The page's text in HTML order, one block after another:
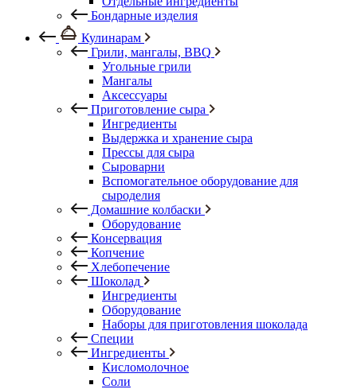
Бондарные изделия
Кулинарам
Грили, мангалы, BBQ
Угольные грили
Мангалы
Аксессуары
Приготовление сыра
Ингредиенты
Выдержка и хранение сыра
Прессы для сыра
Сыроварни
Вспомогательное оборудование для
сыроделия
Домашние колбаски
Оборудование
Консервация
Копчение
Хлебопечение
Шоколад
Ингредиенты
Оборудование
Наборы для приготовления шоколада
Специи
Ингредиенты
Кисломолочное
Соли